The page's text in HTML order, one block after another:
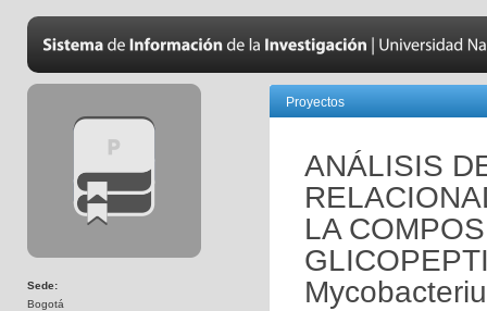
Sede:
Bogotá
Proyectos
ANÁLISIS
LA